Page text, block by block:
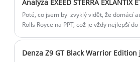
Poté, co jsem byl zvyklý vidět, že domácí
Rolls Royce na PPT, což je vždy nejlepší
konferenci, a pak Když vykřiknu větu